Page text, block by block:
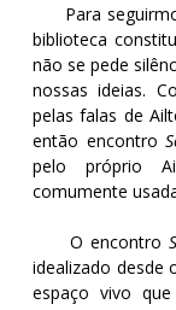
Para
biblioteca
não se pede
nossas ideias.
pelas falas de
então encontro
pelo próprio
comumente
O encontro
idealizado desde
espaço vivo